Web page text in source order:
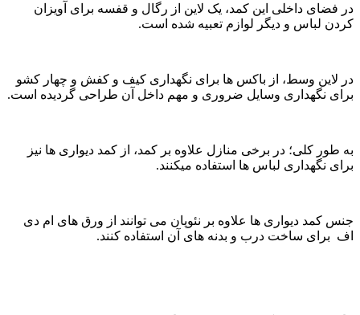
در فضای داخلی این کمد، یک لاین از رگال و قفسه برای آویزان
کردن لباس و دیگر لوازم تعبیه شده است.
در لاین وسط، از باکس ها برای نگهداری کیف و کفش و چهار کشو
برای نگهداری وسایل ضروری و مهم داخل آن طراحی گردیده است.
به طور کلی؛ در برخی منازل علاوه بر کمد، از کمد دیواری ها نیز
برای نگهداری لباس ها استفاده میکنند.
جنس کمد دیواری ها علاوه بر نئوپان می توانند از ورق های ام دی
اف برای ساخت درب و بدنه های آن استفاده کنند.